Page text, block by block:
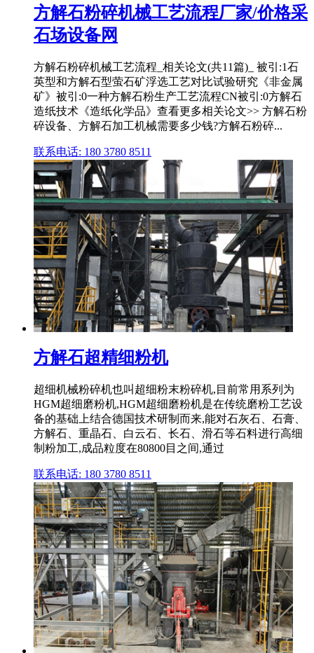
方解石粉碎机械工艺流程厂家/价格采
石场设备网
方解石粉碎机械工艺流程_相关论文(共11篇)_ 被引:1石
英型和方解石型萤石矿浮选工艺对比试验研究《非金属
矿》被引:0一种方解石粉生产工艺流程CN被引:0方解石
造纸技术《造纸化学品》查看更多相关论文>> 方解石粉
碎设备、方解石加工机械需要多少钱?方解石粉碎...
联系电话: 180 3780 8511
方解石超精细粉机
超细机械粉碎机也叫超细粉末粉碎机,目前常用系列为
HGM超细磨粉机,HGM超细磨粉机是在传统磨粉工艺设
备的基础上结合德国技术研制而来,能对石灰石、石膏、
方解石、重晶石、白云石、长石、滑石等石料进行高细
制粉加工,成品粒度在80800目之间,通过
联系电话: 180 3780 8511